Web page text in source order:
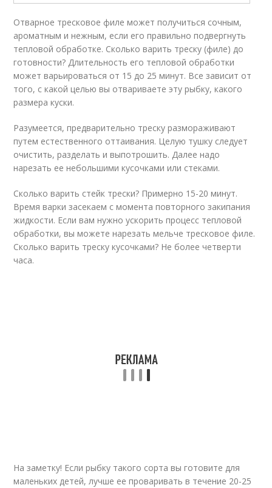
Отварное тресковое филе может получиться сочным,
ароматным и нежным, если его правильно подвергнуть
тепловой обработке. Сколько варить треску (филе) до
готовности? Длительность его тепловой обработки
может варьироваться от 15 до 25 минут. Все зависит от
того, с какой целью вы отвариваете эту рыбку, какого
размера куски.
Разумеется, предварительно треску размораживают
путем естественного оттаивания. Целую тушку следует
очистить, разделать и выпотрошить. Далее надо
нарезать ее небольшими кусочками или стеками.
Сколько варить стейк трески? Примерно 15-20 минут.
Время варки засекаем с момента повторного закипания
жидкости. Если вам нужно ускорить процесс тепловой
обработки, вы можете нарезать мельче тресковое филе.
Сколько варить треску кусочками? Не более четверти
часа.
На заметку! Если рыбку такого сорта вы готовите для
маленьких детей, лучше ее проваривать в течение 20-25